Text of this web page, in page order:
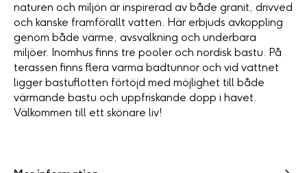
naturen och miljön är inspirerad av både granit, drivved
och kanske framförallt vatten. Här erbjuds avkoppling
genom både värme, avsvalkning och underbara
miljöer. Inomhus finns tre pooler och nordisk bastu. På
terassen finns flera varma badtunnor och vid vattnet
ligger bastuflotten förtöjd med möjlighet till både
värmande bastu och uppfriskande dopp i havet.
Välkommen till ett skönare liv!